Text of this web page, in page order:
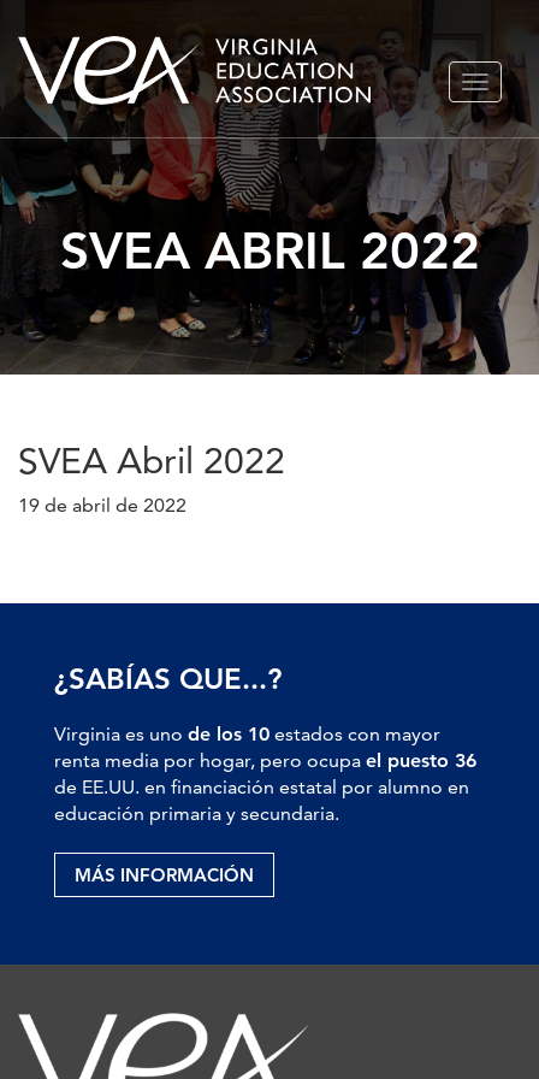
Ir
al
contenido
SVEA ABRIL 2022
SVEA Abril 2022
19 de abril de 2022
¿SABÍAS QUE...?
Virginia es uno de los 10 estados con mayor
renta media por hogar, pero ocupa el puesto 36
de EE.UU. en financiación estatal por alumno en
educación primaria y secundaria.
MÁS INFORMACIÓN